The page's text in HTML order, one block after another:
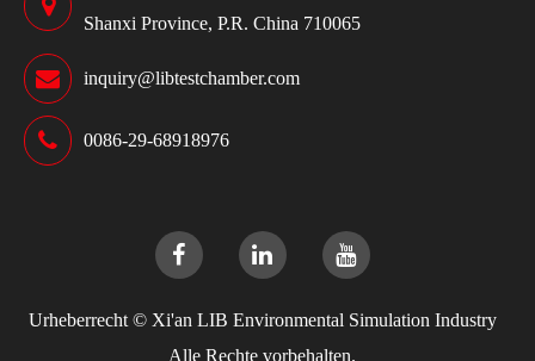
Shanxi Province, P.R. China 710065
inquiry@libtestchamber.com
0086-29-68918976
Urheberrecht © Xi'an LIB Environmental Simulation Industry
Alle Rechte vorbehalten.